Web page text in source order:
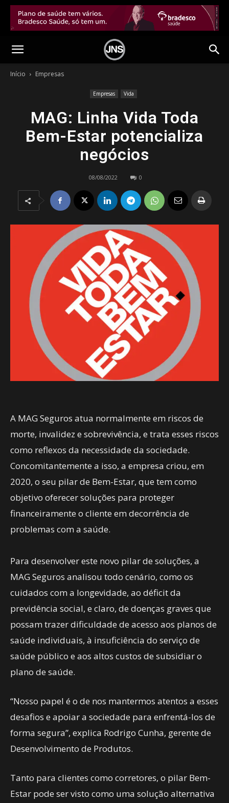
Início Empresas
Empresas Vida
MAG: Linha Vida Toda
Bem-Estar potencializa
negócios
08/08/2022 0
A MAG Seguros atua normalmente em riscos de
morte, invalidez e sobrevivência, e trata esses riscos
como reflexos da necessidade da sociedade.
Concomitantemente a isso, a empresa criou, em
2020, o seu pilar de Bem-Estar, que tem como
objetivo oferecer soluções para proteger
financeiramente o cliente em decorrência de
problemas com a saúde.
Para desenvolver este novo pilar de soluções, a
MAG Seguros analisou todo cenário, como os
cuidados com a longevidade, ao déficit da
previdência social, e claro, de doenças graves que
possam trazer dificuldade de acesso aos planos de
saúde individuais, à insuficiência do serviço de
saúde público e aos altos custos de subsidiar o
plano de saúde.
“Nosso papel é o de nos mantermos atentos a esses
desafios e apoiar a sociedade para enfrentá-los de
forma segura”, explica Rodrigo Cunha, gerente de
Desenvolvimento de Produtos.
Tanto para clientes como corretores, o pilar Bem-
Estar pode ser visto como uma solução alternativa